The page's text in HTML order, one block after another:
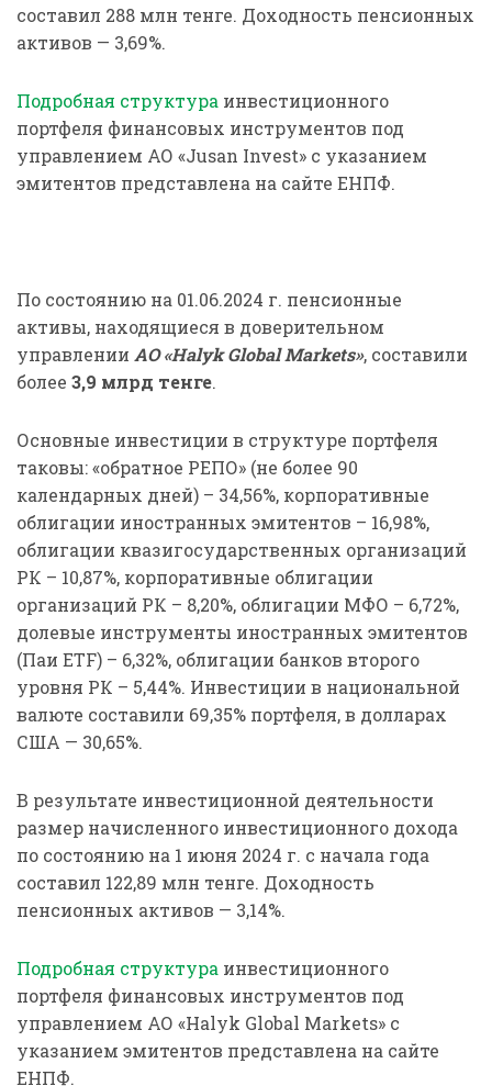
составил 288 млн тенге. Доходность пенсионных
активов — 3,69%.
Подробная структура инвестиционного
портфеля финансовых инструментов под
управлением АО «Jusan Invest» с указанием
эмитентов представлена на сайте ЕНПФ.
По состоянию на 01.06.2024 г. пенсионные
активы, находящиеся в доверительном
управлении АО «Halyk Global Markets», составили
более 3,9 млрд тенге.
Основные инвестиции в структуре портфеля
таковы: «обратное РЕПО» (не более 90
календарных дней) – 34,56%, корпоративные
облигации иностранных эмитентов – 16,98%,
облигации квазигосударственных организаций
РК – 10,87%, корпоративные облигации
организаций РК – 8,20%, облигации МФО – 6,72%,
долевые инструменты иностранных эмитентов
(Паи ETF) – 6,32%, облигации банков второго
уровня РК – 5,44%. Инвестиции в национальной
валюте составили 69,35% портфеля, в долларах
США — 30,65%.
В результате инвестиционной деятельности
размер начисленного инвестиционного дохода
по состоянию на 1 июня 2024 г. с начала года
составил 122,89 млн тенге. Доходность
пенсионных активов — 3,14%.
Подробная структура инвестиционного
портфеля финансовых инструментов под
управлением АО «Halyk Global Markets» с
указанием эмитентов представлена на сайте
ЕНПФ.